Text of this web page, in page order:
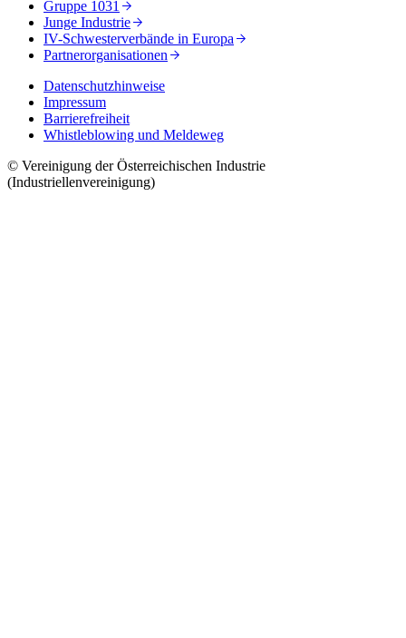
Gruppe 1031
Junge Industrie
IV-Schwesterverbände in Europa
Partnerorganisationen
Datenschutzhinweise
Impressum
Barrierefreiheit
Whistleblowing und Meldeweg
© Vereinigung der Österreichischen Industrie
(Industriellenvereinigung)